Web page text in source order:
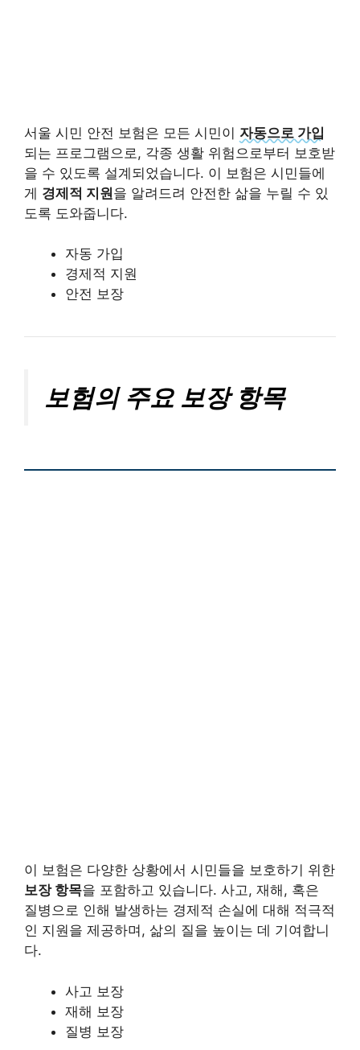
서울 시민 안전 보험은 모든 시민이 자동으로 가입
되는 프로그램으로, 각종 생활 위험으로부터 보호받
을 수 있도록 설계되었습니다. 이 보험은 시민들에
게 경제적 지원을 알려드려 안전한 삶을 누릴 수 있
도록 도와줍니다.
자동 가입
경제적 지원
안전 보장
보험의 주요 보장 항목
이 보험은 다양한 상황에서 시민들을 보호하기 위한
보장 항목을 포함하고 있습니다. 사고, 재해, 혹은
질병으로 인해 발생하는 경제적 손실에 대해 적극적
인 지원을 제공하며, 삶의 질을 높이는 데 기여합니
다.
사고 보장
재해 보장
질병 보장